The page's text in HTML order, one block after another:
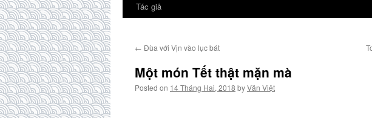
Tác giả
← Đùa với Vịn vào lục bát
Một món Tết thật mặn mà
Posted on 14 Tháng Hai, 2018 byVăn Việt